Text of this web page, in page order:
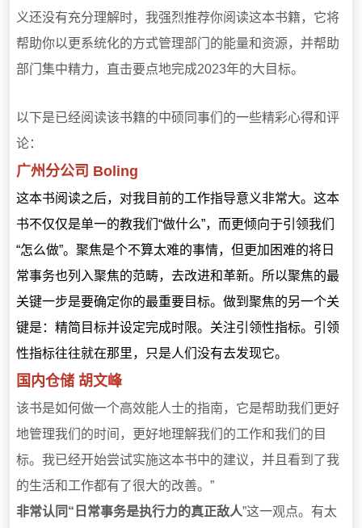
义还没有充分理解时，我强烈推荐你阅读这本书籍，它将
帮助你以更系统化的方式管理部门的能量和资源，并帮助
部门集中精力，直击要点地完成2023年的大目标。
以下是已经阅读该书籍的中硕同事们的一些精彩心得和评
论：
广州分公司 Boling
这本书阅读之后，对我目前的工作指导意义非常大。这本
书不仅仅是单一的教我们“做什么”，而更倾向于引领我们
“怎么做”。聚焦是个不算太难的事情，但更加困难的将日
常事务也列入聚焦的范畴，去改进和革新。所以聚焦的最
关键一步是要确定你的最重要目标。做到聚焦的另一个关
键是：精简目标并设定完成时限。关注引领性指标。引领
性指标往往就在那里，只是人们没有去发现它。
国内仓储 胡文峰
该书是如何做一个高效能人士的指南，它是帮助我们更好
地管理我们的时间，更好地理解我们的工作和我们的目
标。我已经开始尝试实施这本书中的建议，并且看到了我
的生活和工作都有了很大的改善。”
非常认同“日常事务是执行力的真正敌人”这一观点。有太